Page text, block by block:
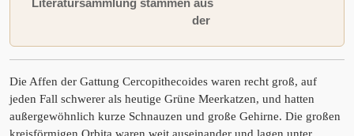
Literatursammlung stammen aus
der
Die Affen der Gattung Cercopithecoides waren recht groß, auf
jeden Fall schwerer als heutige Grüne Meerkatzen, und hatten
außergewöhnlich kurze Schnauzen und große Gehirne. Die großen